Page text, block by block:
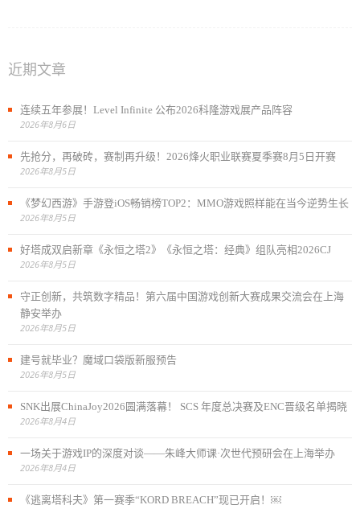
近期文章
连续五年参展！Level Infinite 公布2026科隆游戏展产品阵容
2026年8月6日
先抢分，再破砖，赛制再升级！2026烽火职业联赛夏季赛8月5日开赛
2026年8月5日
《梦幻西游》手游登iOS畅销榜TOP2：MMO游戏照样能在当今逆势生长
2026年8月5日
好塔成双启新章《永恒之塔2》《永恒之塔：经典》组队亮相2026CJ
2026年8月5日
守正创新，共筑数字精品！第六届中国游戏创新大赛成果交流会在上海
静安举办
2026年8月5日
建号就毕业？魔域口袋版新服预告
2026年8月5日
SNK出展ChinaJoy2026圆满落幕！ SCS 年度总决赛及ENC晋级名单揭晓
2026年8月4日
一场关于游戏IP的深度对谈——朱峰大师课·次世代预研会在上海举办
2026年8月4日
《逃离塔科夫》第一赛季“KORD BREACH”现已开启！￼